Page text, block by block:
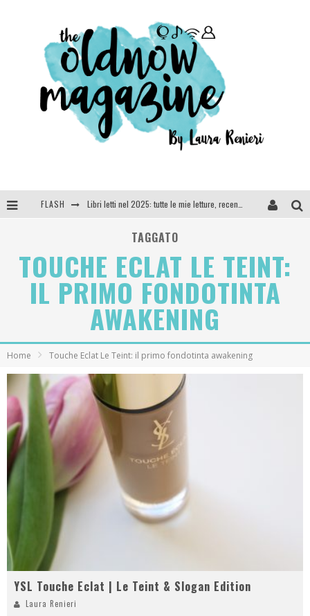
FLASH
SEE YOU AT 5 | Chanel
Anya Taylor-Joy, Jisoo e Willow Smith protagoniste della nuova campagna Dior Addict
TAGGATO
TOUCHE ECLAT LE TEINT:
IL PRIMO FONDOTINTA
AWAKENING
Home Touche Eclat Le Teint: il primo fondotinta awakening
YSL Touche Eclat | Le Teint & Slogan Edition
Laura Renieri